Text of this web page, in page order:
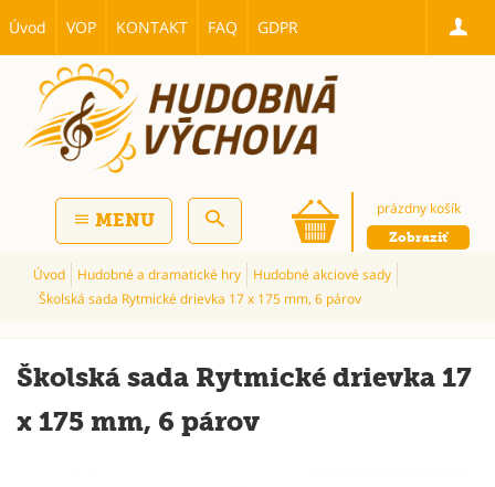
Úvod VOP KONTAKT FAQ GDPR
prázdny košík
Zobraziť
MENU
Úvod Hudobné a dramatické hry
Hudobné akciové sady
Školská sada Rytmické drievka 17 x 175 mm, 6 párov
Školská sada Rytmické drievka 17
x 175 mm, 6 párov